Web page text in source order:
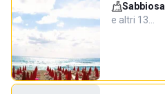
Sabbiosa
e altri 13…